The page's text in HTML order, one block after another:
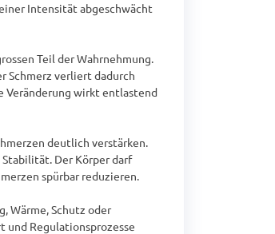
Intensität abgeschwächt
Teil der Wahrnehmung.
Schmerz verliert dadurch
Veränderung wirkt entlastend
deutlich verstärken.
Der Körper darf
spürbar reduzieren.
Wärme, Schutz oder
und Regulationsprozesse